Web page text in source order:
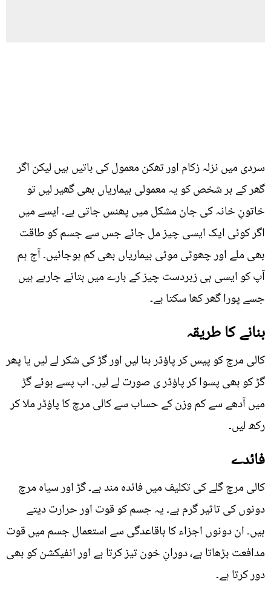
سردی میں نزلہ زکام اور تھکن معمول کی باتیں ہیں لیکن اگر
گھر کے ہر شخص کو یہ معمولی بیماریاں بھی گھیر لیں تو
خاتونِ خانہ کی جان مشکل میں پھنس جاتی ہے۔ ایسے میں
اگر کوئی ایک ایسی چیز مل جائے جس سے جسم کو طاقت
بھی ملے اور چھوٹی موٹی بیماریاں بھی کم ہوجائیں۔ آج ہم
آپ کو ایسی ہی زبردست چیز کے بارے میں بتانے جارہے ہیں
جسے پورا گھر کھا سکتا ہے۔
بنانے کا طریقہ
کالی مرچ کو پیس کر پاؤڈر بنا لیں اور گڑ کی شکر لے لیں یا پھر
گڑ کو بھی پسوا کر پاؤڈر ی صورت لے لیں۔ اب پسے ہوئے گڑ
میں آدھے سے کم وزن کے حساب سے کالی مرچ کا پاؤڈر ملا کر
رکھ لیں۔
فائدے
کالی مرچ گلے کی تکلیف میں فائدہ مند ہے۔ گڑ اور سیاہ مرچ
دونوں کی تاثیر گرم ہے۔ یہ جسم کو قوت اور حرارت دیتے
ہیں۔ ان دونوں اجزاء کا باقاعدگی سے استعمال جسم میں قوت
مدافعت بڑھاتا ہے، دورانِ خون تیز کرتا ہے اور انفیکشن کو بھی
دور کرتا ہے۔